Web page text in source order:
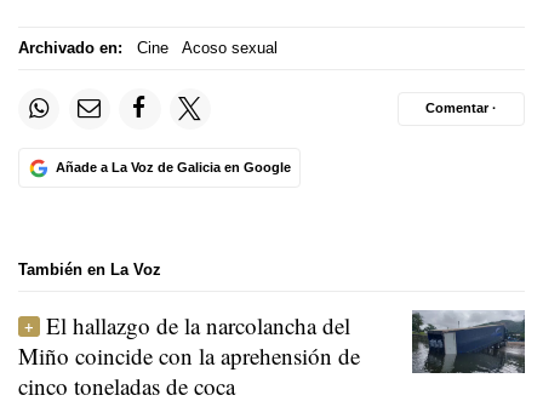
Archivado en: Cine Acoso sexual
Añade a La Voz de Galicia en Google
Comentar ·
También en La Voz
El hallazgo de la narcolancha del
Miño coincide con la aprehensión de
cinco toneladas de coca